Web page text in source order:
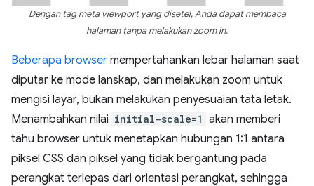
Dengan tag meta viewport yang disetel, Anda dapat membaca
halaman tanpa melakukan zoom in.
Beberapa browser mempertahankan lebar halaman saat
diputar ke mode lanskap, dan melakukan zoom untuk
mengisi layar, bukan melakukan penyesuaian tata letak.
Menambahkan nilai initial-scale=1 akan memberi
tahu browser untuk menetapkan hubungan 1:1 antara
piksel CSS dan piksel yang tidak bergantung pada
perangkat terlepas dari orientasi perangkat, sehingga